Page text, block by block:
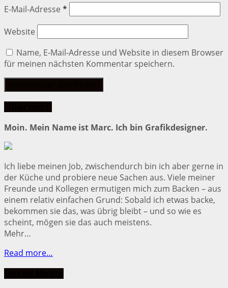
E-Mail-Adresse *
Website
Name, E-Mail-Adresse und Website in diesem Browser
für meinen nächsten Kommentar speichern.
Moin. Mein Name ist Marc. Ich bin Grafikdesigner.
Ich liebe meinen Job, zwischendurch bin ich aber gerne in
der Küche und probiere neue Sachen aus. Viele meiner
Freunde und Kollegen ermutigen mich zum Backen – aus
einem relativ einfachen Grund: Sobald ich etwas backe,
bekommen sie das, was übrig bleibt – und so wie es
scheint, mögen sie das auch meistens.
Mehr…
Read more…